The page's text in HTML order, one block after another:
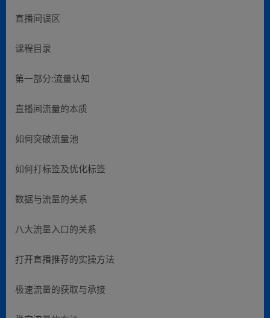
直播间误区
课程目录
第一部分:流量认知
直播间流量的本质
如何突破流量池
如何打标签及优化标签
数据与流量的关系
八大流量入口的关系
打开直播推荐的实操方法
极速流量的获取与承接